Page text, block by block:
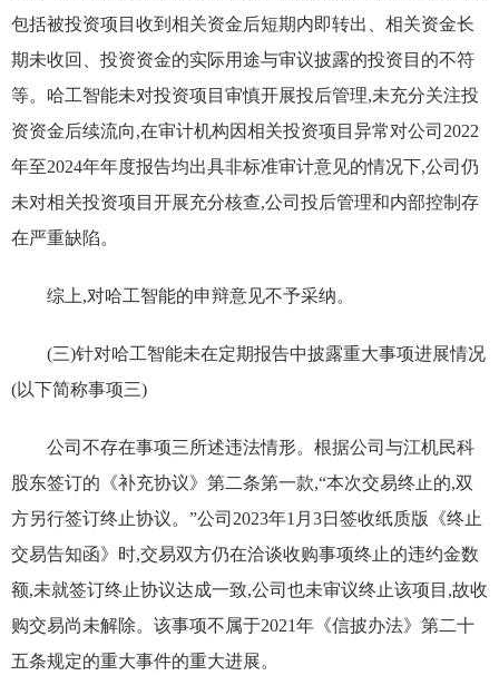
包括被投资项目收到相关资金后短期内即转出、相关资金长
期未收回、投资资金的实际用途与审议披露的投资目的不符
等。哈工智能未对投资项目审慎开展投后管理,未充分关注投
资资金后续流向,在审计机构因相关投资项目异常对公司2022
年至2024年年度报告均出具非标准审计意见的情况下,公司仍
未对相关投资项目开展充分核查,公司投后管理和内部控制存
在严重缺陷。
综上,对哈工智能的申辩意见不予采纳。
(三)针对哈工智能未在定期报告中披露重大事项进展情况
(以下简称事项三)
公司不存在事项三所述违法情形。根据公司与江机民科
股东签订的《补充协议》第二条第一款,“本次交易终止的,双
方另行签订终止协议。”公司2023年1月3日签收纸质版《终止
交易告知函》时,交易双方仍在洽谈收购事项终止的违约金数
额,未就签订终止协议达成一致,公司也未审议终止该项目,故收
购交易尚未解除。该事项不属于2021年《信披办法》第二十
五条规定的重大事件的重大进展。